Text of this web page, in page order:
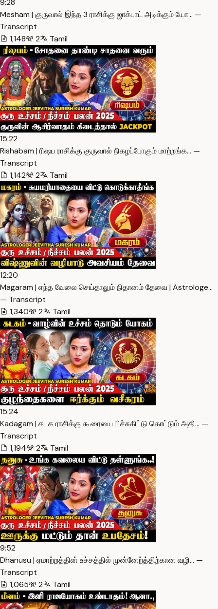
9:28
Mesham | குருவால் இந்த 3 ராசிக்கு ஜாக்பாட் அடிக்கும் யோ… —
Transcript
1,148
2 Tamil
15:22
Rishabam | ரிஷப ராசிக்கு குருவால் நிகழப்போகும் மாற்றங்க… —
Transcript
1,142
2 Tamil
12:20
Magaram | எந்த வேலை செய்தாலும் நிதானம் தேவை | Astrologe…
— Transcript
1,340
2 Tamil
15:24
Kadagam | கடக ராசிக்கு கூரையை பிச்சுகிட்டு கொட்டும் அதி… —
Transcript
1,194
2 Tamil
9:52
Dhanusu | ஏமாற்றத்தின் உச்சத்தில் முன்னேற்த்திற்கான வழி… —
Transcript
1,065
2 Tamil